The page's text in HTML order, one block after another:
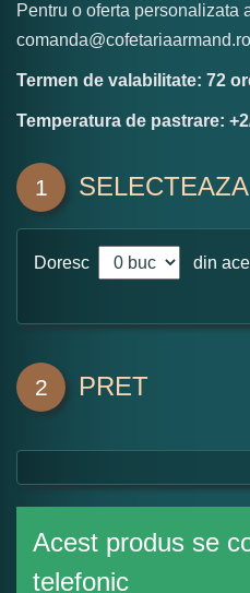
Pentru o oferta personalizata
comanda@cofetariaarmand.ro
Termen de valabilitate: 72
Temperatura de pastrare:
1
Doresc din
2 PRET
Acest produs se
telefonic